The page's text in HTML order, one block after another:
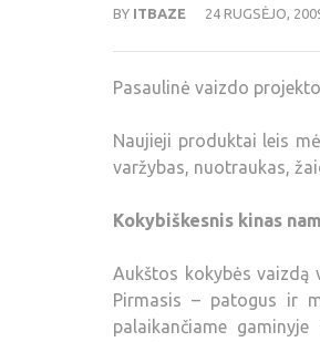
BY ITBAZE 24 RUGSĖJO,
Pasaulinė vaizdo
Naujieji produktai leis
varžybas, nuotraukas,
Kokybiškesnis kinas
Aukštos kokybės vaizdą
Pirmasis – patogus ir
palaikančiame